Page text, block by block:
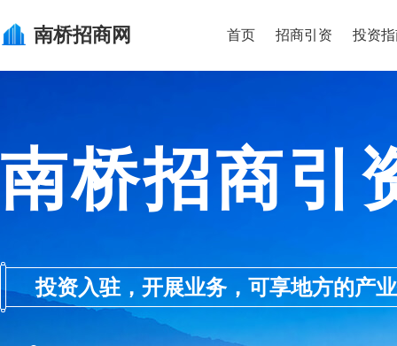
南桥招商网 首页 招商引资 投资
南桥招商引
投资入驻，开展业务，可享地方的产